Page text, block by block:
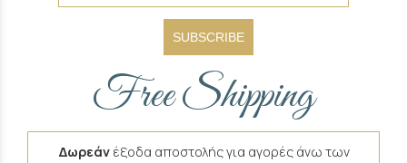
SUBSCRIBE
Free Shipping
Δωρεάν έξοδα αποστολής για αγορές άνω των